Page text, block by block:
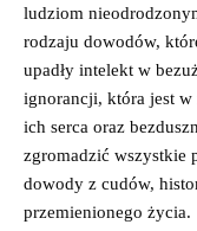
ludziom
rodzaju dowodów,
upadły intelekt w
ignorancji, która jest w
ich serca oraz
zgromadzić wszystkie
dowody z cudów,
przemienionego życia.